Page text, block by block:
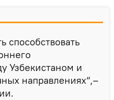
способствовать
Узбекистаном и
направлениях“,–